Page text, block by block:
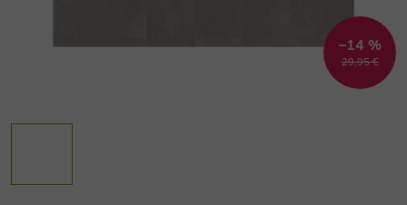
29,95 €
–14 %